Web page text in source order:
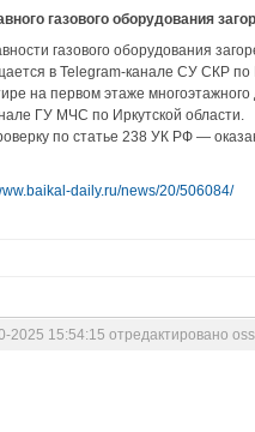
газового оборудования
газового оборудования
в Telegram-канале СУ СКР по
на первом этаже
ГУ МЧС по Иркутской области.
по статье 238 УК РФ —
daily.ru/news/20/506084/
2025 15:54:15 отредактировано